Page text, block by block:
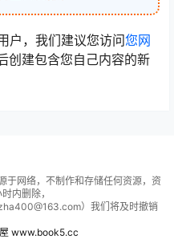
户，我们建议您访问您网
创建包含您自己内容的新
于网络，不制作和存储任何资源，资
内删除，
）我们将及时撤销
www.book5.cc